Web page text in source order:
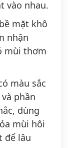
vào nhau.
mặt khô
nhận
mùi thơm
màu sắc
phần
dùng
mùi hôi
để lâu